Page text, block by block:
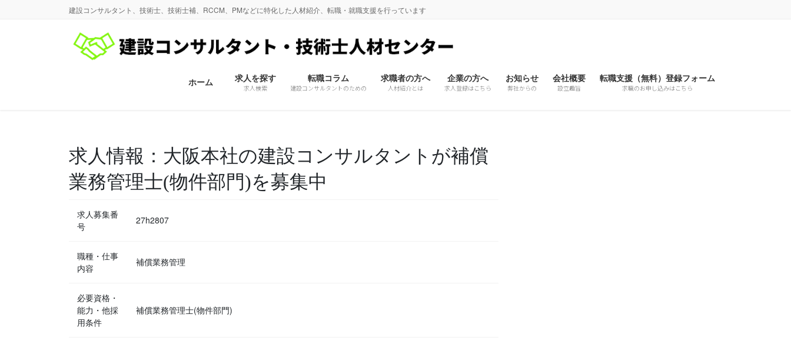
建設コンサルタント、技術士、技術士補、RCCM、PMなどに特化した人材紹介、転職・就職支援を行っています
ホーム 求人を探す
求人検索
転職コラム
建設コンサルタントのための
求職者の方へ
人材紹介とは
企業の方へ
求人登録はこちら
お知らせ
弊社からの
会社概要
設立趣旨
転職支援（無料）登録フォーム
求職のお申し込みはこちら
求人情報：大阪本社の建設コンサルタントが補償
業務管理士(物件部門)を募集中
求人募集番
号
27h2807
職種・仕事
内容
補償業務管理
必要資格・
能力・他採
用条件
補償業務管理士(物件部門)